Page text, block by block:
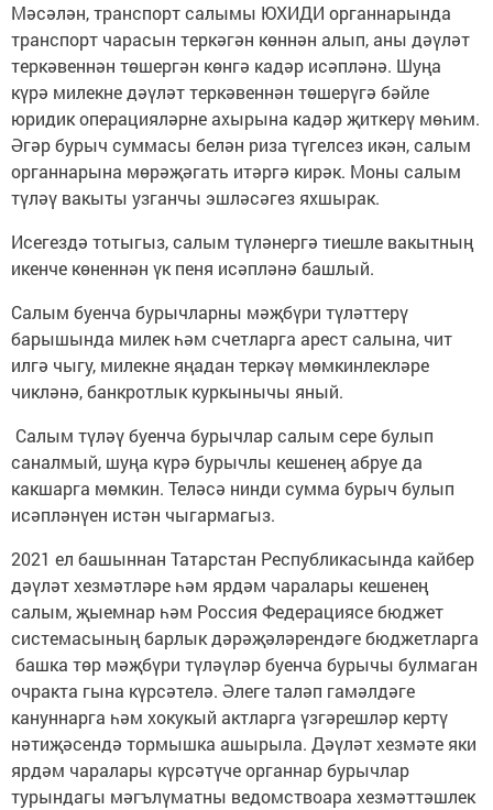
Мәсәлән, транспорт салымы ЮХИДИ органнарында
транспорт чарасын теркәгән көннән алып, аны дәүләт
теркәвеннән төшергән көнгә кадәр исәпләнә. Шуңа
күрә милекне дәүләт теркәвеннән төшерүгә бәйле
юридик операцияләрне ахырына кадәр җиткерү мөһим.
Әгәр бурыч суммасы белән риза түгелсез икән, салым
органнарына мөрәҗәгать итәргә кирәк. Моны салым
түләү вакыты узганчы эшләсәгез яхшырак.
Исегездә тотыгыз, салым түләнергә тиешле вакытның
икенче көненнән үк пеня исәпләнә башлый.
Салым буенча бурычларны мәҗбүри түләттерү
барышында милек һәм счетларга арест салына, чит
илгә чыгу, милекне яңадан теркәү мөмкинлекләре
чикләнә, банкротлык куркынычы яный.
Салым түләү буенча бурычлар салым сере булып
саналмый, шуңа күрә бурычлы кешенең абруе да
какшарга мөмкин. Теләсә нинди сумма бурыч булып
исәпләнүен истән чыгармагыз.
2021 ел башыннан Татарстан Республикасында кайбер
дәүләт хезмәтләре һәм ярдәм чаралары кешенең
салым, җыемнар һәм Россия Федерациясе бюджет
системасының барлык дәрәҗәләрендәге бюджетларга
башка төр мәҗбүри түләүләр буенча бурычы булмаган
очракта гына күрсәтелә. Әлеге таләп гамәлдәге
кануннарга һәм хокукый актларга үзгәрешләр кертү
нәтиҗәсендә тормышка ашырыла. Дәүләт хезмәте яки
ярдәм чаралары күрсәтүче органнар бурычлар
турындагы мәгълүматны ведомствоара хезмәттәшлек